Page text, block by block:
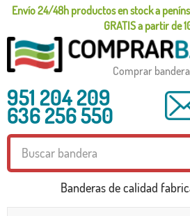
Envío 24/48h productos en stock a
GRATIS a partir de
Comprar
951 204 209
636 256 550
Banderas de calidad